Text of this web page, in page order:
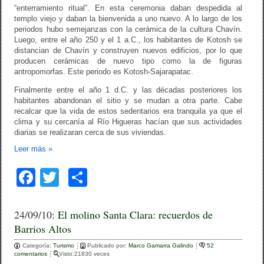
“enterramiento ritual”. En esta ceremonia daban despedida al
templo viejo y daban la bienvenida a uno nuevo. A lo largo de los
periodos hubo semejanzas con la cerámica de la cultura Chavín.
Luego, entre el año 250 y el 1 a.C., los habitantes de Kotosh se
distancian de Chavín y construyen nuevos edificios, por lo que
producen cerámicas de nuevo tipo como la de figuras
antropomorfas. Este periodo es Kotosh-Sajarapatac.
Finalmente entre el año 1 d.C. y las décadas posteriores los
habitantes abandonan el sitio y se mudan a otra parte. Cabe
recalcar que la vida de estos sedentarios era tranquila ya que el
clima y su cercanía al Río Higueras hacían que sus actividades
diarias se realizaran cerca de sus viviendas.
Leer más»
F
c
e
b
T
tt
er
m
p
ar
24/09/10:El molino Santa Clara: recuerdos de
Barrios Altos
Categoría:Turismo Publicado por:Marco Gamarra Galindo
52
comentarios
Visto:21830 veces